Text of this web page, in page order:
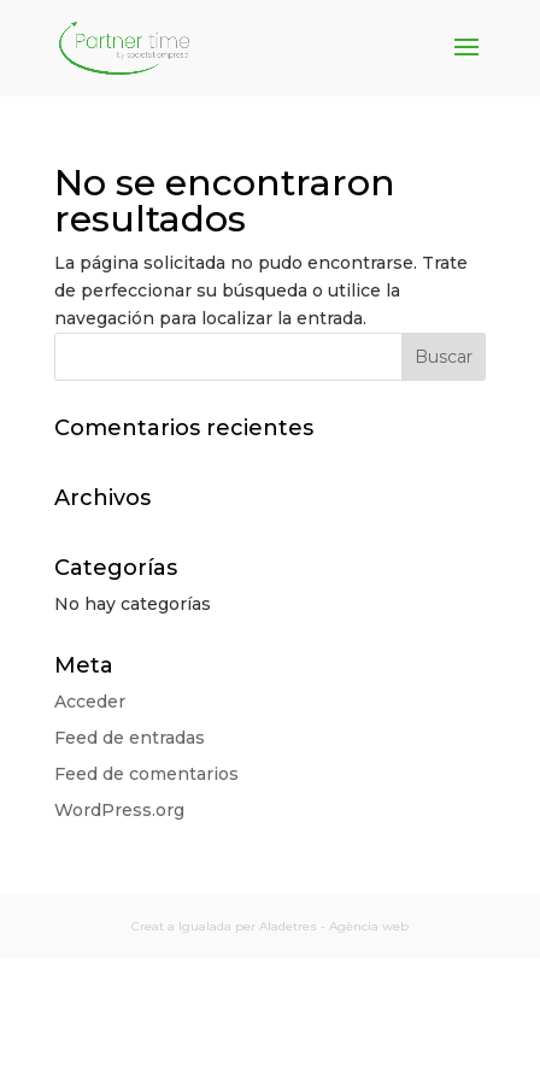
No se encontraron
resultados
La página solicitada no pudo encontrarse. Trate
de perfeccionar su búsqueda o utilice la
navegación para localizar la entrada.
Comentarios recientes
Archivos
Categorías
No hay categorías
Meta
Acceder
Feed de entradas
Feed de comentarios
WordPress.org
Creat a Igualada per Aladetres - Agència web